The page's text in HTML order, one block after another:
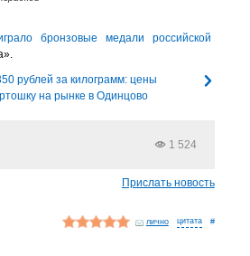
бронзовые медали российской
рублей за килограмм: цены
на рынке в Одинцово
1 524
Прислать новость
лично #